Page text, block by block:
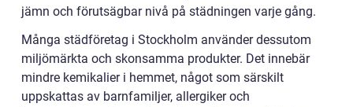
jämn och förutsägbar nivå på städningen varje gång.
Många städföretag i Stockholm använder dessutom
miljömärkta och skonsamma produkter. Det innebär
mindre kemikalier i hemmet, något som särskilt
uppskattas av barnfamiljer, allergiker och